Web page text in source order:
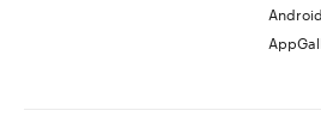
Android